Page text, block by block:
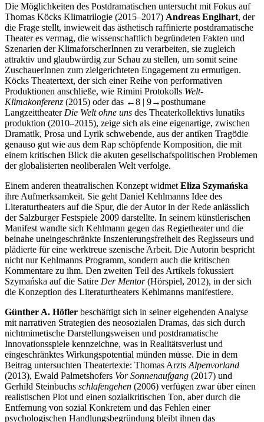
Die Möglichkeiten des Postdramatischen untersucht mit Fokus auf
Thomas Köcks Klimatrilogie (2015–2017) Andreas Englhart, der
die Frage stellt, inwieweit das ästhetisch raffinierte postdramatische
Theater es vermag, die wissenschaftlich begründeten Fakten und
Szenarien der KlimaforscherInnen zu verarbeiten, sie zugleich
attraktiv und glaubwürdig zur Schau zu stellen, um somit seine
ZuschauerInnen zum zielgerichteten Engagement zu ermutigen.
Köcks Theatertext, der sich einer Reihe von performativen
Produktionen anschließe, wie Rimini Protokolls Welt-
Klimakonferenz (2015) oder das ←8 | 9→posthumane
Langzeittheater Die Welt ohne uns des Theaterkollektivs lunatiks
produktion (2010–2015), zeige sich als eine eigenartige, zwischen
Dramatik, Prosa und Lyrik schwebende, aus der antiken Tragödie
genauso gut wie aus dem Rap schöpfende Komposition, die mit
einem kritischen Blick die akuten gesellschafspolitischen Problemen
der globalisierten neoliberalen Welt verfolge.
Einem anderen theatralischen Konzept widmet Eliza Szymańska
ihre Aufmerksamkeit. Sie geht Daniel Kehlmanns Idee des
Literaturtheaters auf die Spur, die der Autor in der Rede anlässlich
der Salzburger Festspiele 2009 darstellte. In seinem künstlerischen
Manifest wandte sich Kehlmann gegen das Regietheater und die
beinahe uneingeschränkte Inszenierungsfreiheit des Regisseurs und
plädierte für eine werktreue szenische Arbeit. Die Autorin bespricht
nicht nur Kehlmanns Programm, sondern auch die kritischen
Kommentare zu ihm. Den zweiten Teil des Artikels fokussiert
Szymańska auf die Satire Der Mentor(Hörspiel, 2012), in der sich
die Konzeption des Literaturtheaters Kehlmanns manifestiere.
Günther A. Höfler beschäftigt sich in seiner eigehenden Analyse
mit narrativen Strategien des neosozialen Dramas, das sich durch
nichtmimetische Darstellungsweisen und postdramatische
Innovationsspiele kennzeichne, was in Realitätsverlust und
eingeschränktes Wirkungspotential münden müsse. Die in dem
Beitrag untersuchten Theatertexte: Thomas Arzts Alpenvorland
(2013), Ewald Palmetshofers Vor Sonnenaufgang (2017) und
Gerhild Steinbuchs schlafengehen (2006) verfügen zwar über einen
realistischen Plot und einen sozialkritischen Ton, aber durch die
Entfernung von sozial Konkretem und das Fehlen einer
psychologischen Handlungsbegründung bleibt ihnen das